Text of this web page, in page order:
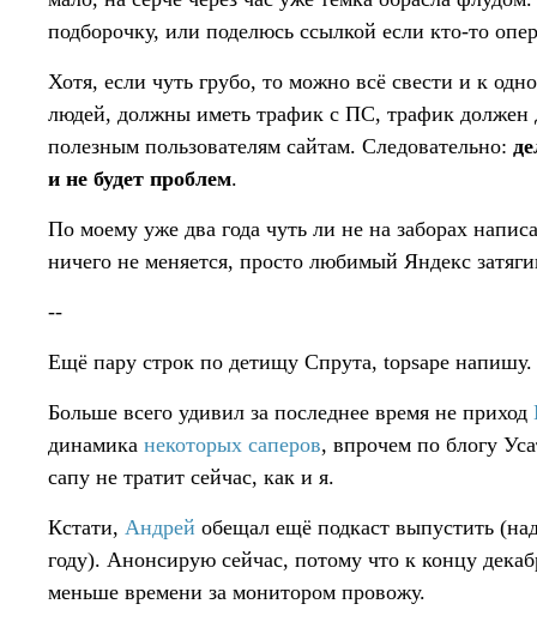
подборочку, или поделюсь ссылкой если кто-то
Хотя, если чуть грубо, то можно всё свести и к
людей, должны иметь трафик с ПС, трафик должен
полезным пользователям сайтам. Следовательно:
и не будет проблем.
По моему уже два года чуть ли не на заборах
ничего не меняется, просто любимый Яндекс
--
Ещё пару строк по детищу Спрута, topsape напишу.
Больше всего удивил за последнее время не приход
динамика некоторых саперов, впрочем по блогу
сапу не тратит сейчас, как и я.
Кстати, Андрей обещал ещё подкаст выпустить
году). Анонсирую сейчас, потому что к концу
меньше времени за монитором провожу.